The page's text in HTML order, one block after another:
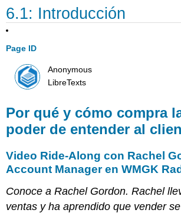
6.1: Introducción
Page ID
Anonymous
LibreTexts
Por qué y cómo compra
poder de entender al
Video Ride-Along con Rachel
Account Manager en WMGK
Conoce a Rachel Gordon. Rachel
ventas y ha aprendido que vender